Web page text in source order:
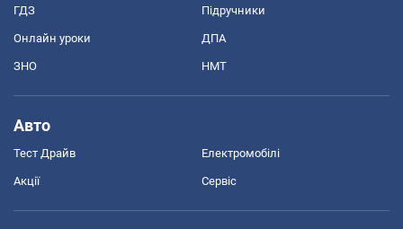
ГДЗ Підручники
Онлайн уроки ДПА
ЗНО НМТ
Авто
Тест Драйв Електромобілі
Акції Сервіс